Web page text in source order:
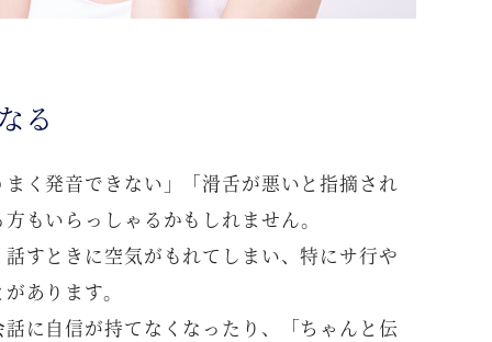
る
く発音できない」「滑舌が悪いと指摘され
もいらっしゃるかもしれません。
すときに空気がもれてしまい、特にサ行や
あります。
に自信が持てなくなったり、「ちゃんと伝